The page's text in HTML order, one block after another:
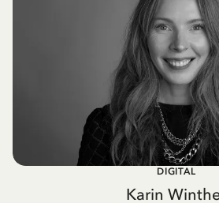
JURIDIK
Maria
Bolagsjurist +46 709